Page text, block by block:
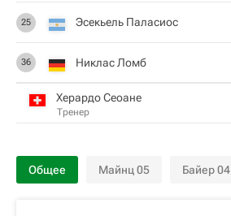
25 Эсекьель Паласиос
36 Никлас Ломб
Херардо Сеоане
Тренер
Общее Майнц 05 Байер 04